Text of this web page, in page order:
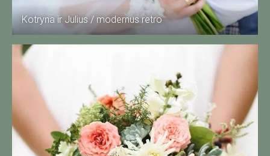
Kotryna ir Julius / modernus retro